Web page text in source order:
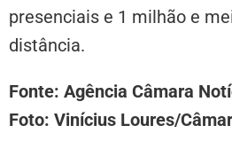
presenciais e 1 milhão e
distância.
Fonte: Agência Câmara
Foto: Vinícius Loures/